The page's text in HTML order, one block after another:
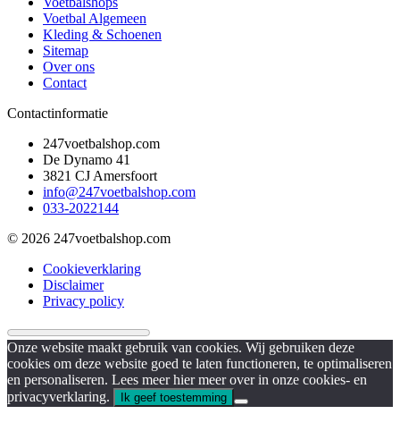
Voetbal Algemeen
Kleding & Schoenen
Sitemap
Over ons
Contact
Contactinformatie
247voetbalshop.com
De Dynamo 41
3821 CJ Amersfoort
info@247voetbalshop.com
033-2022144
© 2026 247voetbalshop.com
Cookieverklaring
Disclaimer
Privacy policy
Onze website maakt gebruik van cookies. Wij gebruiken deze
cookies om deze website goed te laten functioneren, te optimaliseren
en personaliseren. Lees meer hier meer over in onze cookies- en
privacyverklaring.
Ik geef toestemming